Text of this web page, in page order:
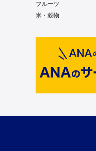
フルーツ
米・穀物